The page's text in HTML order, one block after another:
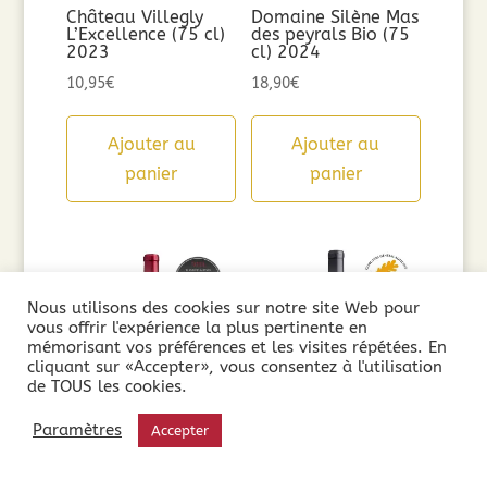
Château Villegly
L’Excellence (75 cl)
2023
10,95€
Ajouter au
panier
Domaine Silène Mas
des peyrals Bio (75
cl) 2024
18,90€
Ajouter au
panier
Domaine les
Nous utilisons des cookies sur notre site Web pour
vous offrir l'expérience la plus pertinente en
mémorisant vos préférences et les visites répétées. En
cliquant sur «Accepter», vous consentez à l'utilisation
de TOUS les cookies.
Paramètres Accepter